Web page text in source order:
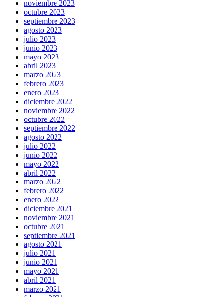
noviembre 2023
octubre 2023
septiembre 2023
agosto 2023
julio 2023
junio 2023
mayo 2023
abril 2023
marzo 2023
febrero 2023
enero 2023
diciembre 2022
noviembre 2022
octubre 2022
septiembre 2022
agosto 2022
julio 2022
junio 2022
mayo 2022
abril 2022
marzo 2022
febrero 2022
enero 2022
diciembre 2021
noviembre 2021
octubre 2021
septiembre 2021
agosto 2021
julio 2021
junio 2021
mayo 2021
abril 2021
marzo 2021